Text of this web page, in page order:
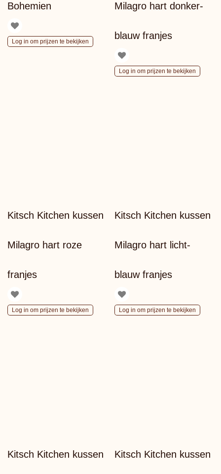
Bohemien
Log in om prijzen te bekijken
Milagro hart donker-
blauw franjes
Log in om prijzen te bekijken
Kitsch Kitchen kussen
Milagro hart roze
franjes
Log in om prijzen te bekijken
Kitsch Kitchen kussen
Milagro hart licht-
blauw franjes
Log in om prijzen te bekijken
Kitsch Kitchen kussen Kitsch Kitchen kussen